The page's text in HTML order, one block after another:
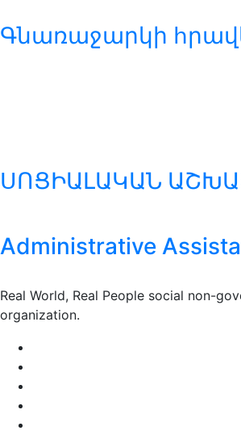
Գնառաջարկի
ՍՈՑԻԱԼԱԿԱՆ
Administrative
Real World, Real People social non-
organization.